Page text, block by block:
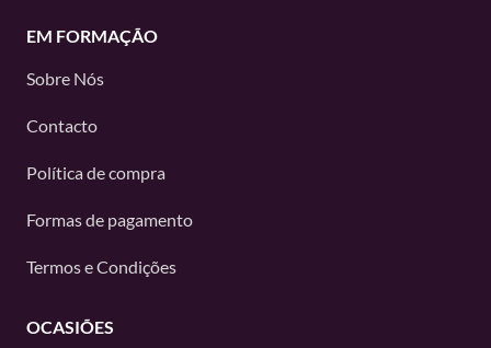
EM FORMAÇÃO
Sobre Nós
Contacto
Política de compra
Formas de pagamento
Termos e Condições
OCASIÕES